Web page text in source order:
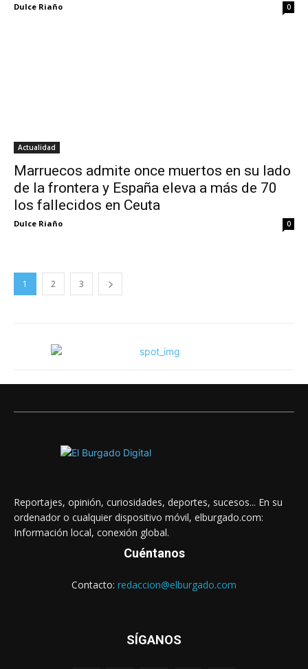
Dulce Riaño 0
Actualidad
Marruecos admite once muertos en su lado
de la frontera y España eleva a más de 70
los fallecidos en Ceuta
Dulce Riaño 0
1 2 3
Reportajes, opinión, curiosidades, deportes, sucesos... En su
ordenador o cualquier dispositivo móvil, elburgado.com:
Información local, conexión global.
Cuéntanos
Contacto: redaccion@elburgado.com
SÍGANOS